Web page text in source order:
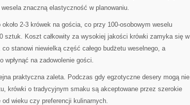
znaczną elastyczność w planowaniu.
około 2-3 krówek na gościa, co przy 100-osobowym weselu
sztuk. Koszt całkowity za wysokiej jakości krówki zamyka się w
co stanowi niewielką część całego budżetu weselnego, a
wpłynąć na zadowolenie gości.
praktyczna zaleta. Podczas gdy egzotyczne desery mogą nie
krówki o tradycyjnym smaku są akceptowane przez szerokie
od wieku czy preferencji kulinarnych.